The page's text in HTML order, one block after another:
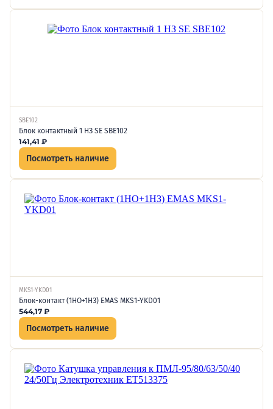
SBE102
Блок контактный 1 НЗ SE SBE102
141,41 ₽
Посмотреть наличие
MKS1-YKD01
Блок-контакт (1НО+1НЗ) EMAS MKS1-YKD01
544,17 ₽
Посмотреть наличие